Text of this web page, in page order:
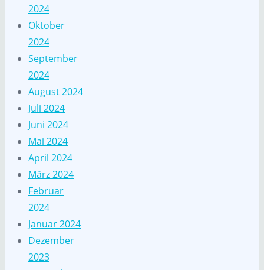
2024
Oktober
2024
September
2024
August 2024
Juli 2024
Juni 2024
Mai 2024
April 2024
März 2024
Februar
2024
Januar 2024
Dezember
2023